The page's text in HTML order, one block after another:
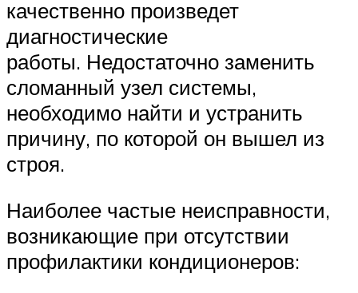
качественно произведет
диагностические
работы. Недостаточно заменить
сломанный узел системы,
необходимо найти и устранить
причину, по которой он вышел из
строя.
Наиболее частые неисправности,
возникающие при отсутствии
профилактики кондиционеров: